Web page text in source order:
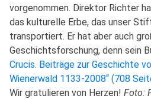
vorgenommen. Direktor Richter
das kulturelle Erbe, das unser
transportiert. Er hat aber auch
Geschichtsforschung, denn sein
Crucis. Beiträge zur Geschichte
Wienerwald 1133-2008“ (708
Wir gratulieren von Herzen! Foto: